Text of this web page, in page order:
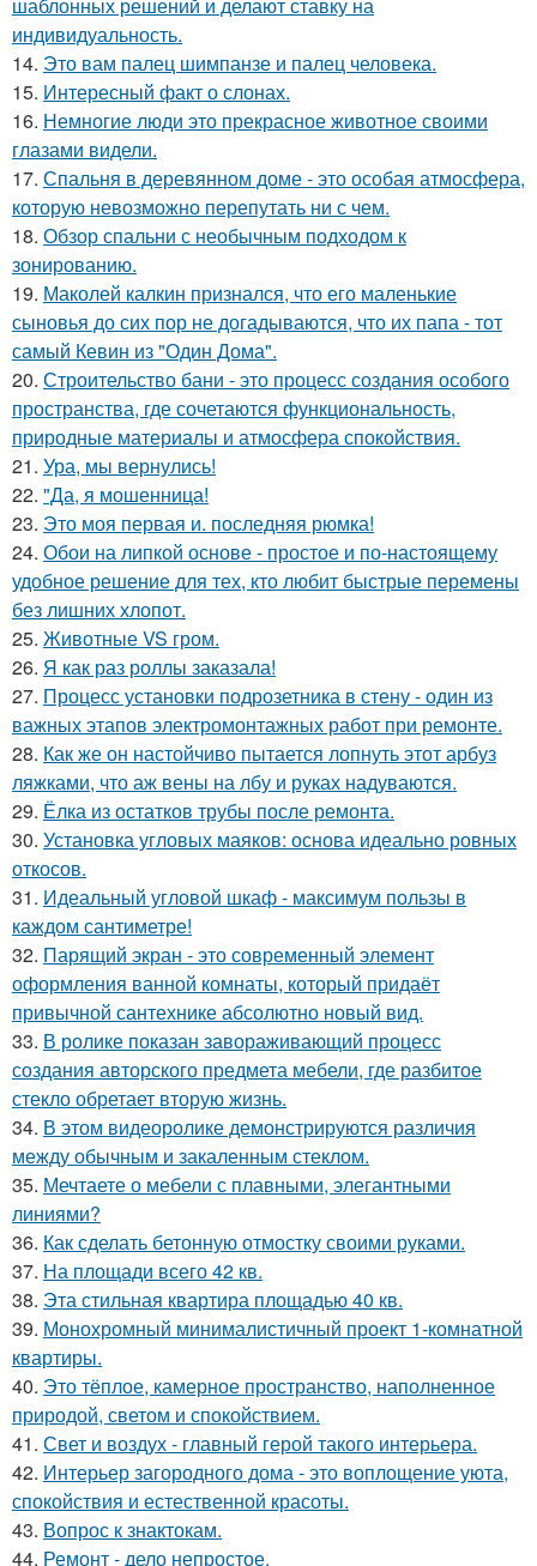
индивидуальность.
14. Это вам палец шимпанзе и палец человека.
15. Интересный факт о слонах.
16. Немногие люди это прекрасное животное своими
глазами видели.
17. Спальня в деревянном доме - это особая атмосфера,
которую невозможно перепутать ни с чем.
18. Обзор спальни с необычным подходом к
зонированию.
19. Маколей калкин признался, что его маленькие
сыновья до сих пор не догадываются, что их папа - тот
самый Кевин из "Один Дома".
20. Строительство бани - это процесс создания особого
пространства, где сочетаются функциональность,
природные материалы и атмосфера спокойствия.
21. Ура, мы вернулись!
22. "Да, я мошенница!
23. Это моя первая и. последняя рюмка!
24. Обои на липкой основе - простое и по-настоящему
удобное решение для тех, кто любит быстрые перемены
без лишних хлопот.
25. Животные VS гром.
26. Я как раз роллы заказала!
27. Процесс установки подрозетника в стену - один из
важных этапов электромонтажных работ при ремонте.
28. Как же он настойчиво пытается лопнуть этот арбуз
ляжками, что аж вены на лбу и руках надуваются.
29. Ёлка из остатков трубы после ремонта.
30. Установка угловых маяков: основа идеально ровных
откосов.
31. Идеальный угловой шкаф - максимум пользы в
каждом сантиметре!
32. Парящий экран - это современный элемент
оформления ванной комнаты, который придаёт
привычной сантехнике абсолютно новый вид.
33. В ролике показан завораживающий процесс
создания авторского предмета мебели, где разбитое
стекло обретает вторую жизнь.
34. В этом видеоролике демонстрируются различия
между обычным и закаленным стеклом.
35. Мечтаете о мебели с плавными, элегантными
линиями?
36. Как сделать бетонную отмостку своими руками.
37. На площади всего 42 кв.
38. Эта стильная квартира площадью 40 кв.
39. Монохромный минималистичный проект 1-комнатной
квартиры.
40. Это тёплое, камерное пространство, наполненное
природой, светом и спокойствием.
41. Свет и воздух - главный герой такого интерьера.
42. Интерьер загородного дома - это воплощение уюта,
спокойствия и естественной красоты.
43. Вопрос к знактокам.
44. Ремонт - дело непростое.